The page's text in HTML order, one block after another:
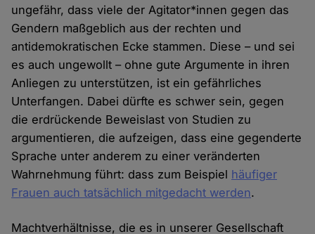
ungefähr, dass viele der Agitator*innen gegen das
Gendern maßgeblich aus der rechten und
antidemokratischen Ecke stammen. Diese – und sei
es auch ungewollt – ohne gute Argumente in ihren
Anliegen zu unterstützen, ist ein gefährliches
Unterfangen. Dabei dürfte es schwer sein, gegen
die erdrückende Beweislast von Studien zu
argumentieren, die aufzeigen, dass eine gegenderte
Sprache unter anderem zu einer veränderten
Wahrnehmung führt: dass zum Beispiel häufiger
Frauen auch tatsächlich mitgedacht werden.
Machtverhältnisse, die es in unserer Gesellschaft